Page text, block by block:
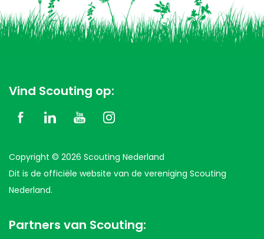
Vind Scouting op:
Copyright © 2026 Scouting Nederland
Dit is de officiële website van de vereniging Scouting
Nederland.
Partners van Scouting: